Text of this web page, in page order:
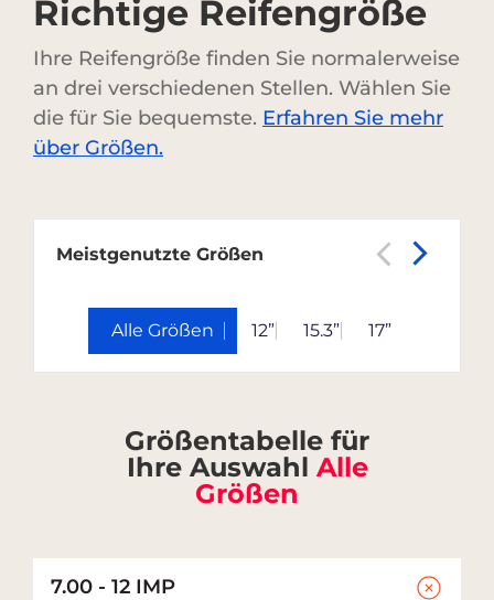
Richtige Reifengröße
Ihre Reifengröße finden Sie normalerweise
an drei verschiedenen Stellen. Wählen Sie
die für Sie bequemste. Erfahren Sie mehr
über Größen.
Meistgenutzte Größen
Alle Größen 12” 15.3” 17”
Größentabelle für
Ihre Auswahl Alle
Größen
7.00 - 12 IMP